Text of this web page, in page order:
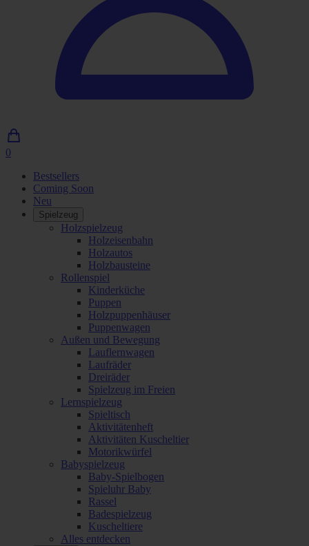
0
Einkaufswagen
Bestsellers
Coming Soon
Neu
Spielzeug
Holzspielzeug
Holzeisenbahn
Holzautos
Holzbausteine
Rollenspiel
Kinderküche
Puppen
Holzpuppenhäuser
Puppenwagen
Außen und Bewegung
Lauflernwagen
Laufräder
Dreiräder
Spielzeug im Freien
Lernspielzeug
Spieltisch
Aktivitätenheft
Aktivitäten Kuscheltier
Motorikwürfel
Babyspielzeug
Baby-Spielbogen
Spieluhr Baby
Rassel
Badespielzeug
Kuscheltiere
Alles entdecken